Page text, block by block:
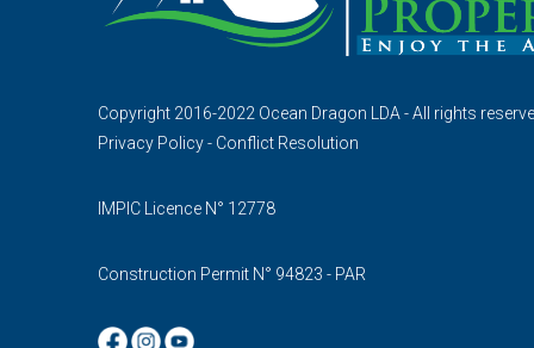
Copyright 2016-2022 Ocean Dragon LDA - All rights
Privacy Policy- Conflict Resolution
IMPIC Licence N° 12778
Construction Permit N° 94823 - PAR